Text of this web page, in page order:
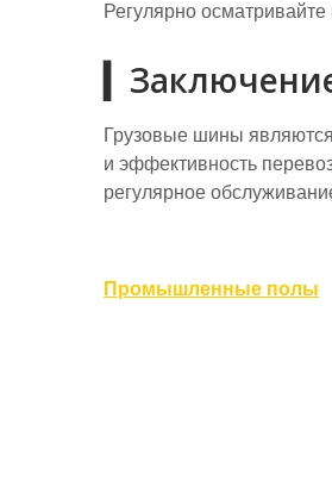
Регулярно
Грузовые шины являются
и эффективность
регулярное
Навигация
Промышленные полы